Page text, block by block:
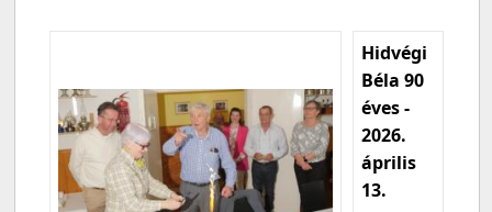
Hidvégi
Béla 90
éves -
2026.
április
13.